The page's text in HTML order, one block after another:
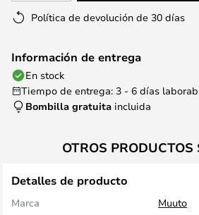
Política de devolución de 30 días
Información de entrega
En stock
Tiempo de entrega: 3 - 6 días
Bombilla gratuita incluida
OTROS PRODUCTOS
Detalles de producto
Marca
Muuto